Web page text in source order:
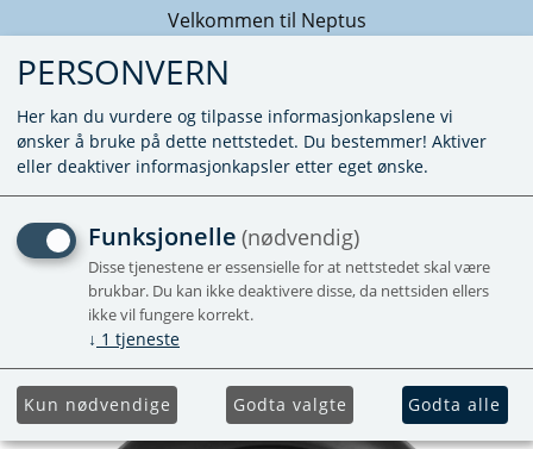
Velkommen til Neptus
DEKSEL SIDESKORSTEIN
SORT
Se blisterpakning 3010395
PERSONVERN
Her kan du vurdere og tilpasse informasjonkapslene vi
ønsker å bruke på dette nettstedet. Du bestemmer! Aktiver
eller deaktiver informasjonkapsler etter eget ønske.
Funksjonelle (nødvendig)
Disse tjenestene er essensielle for at nettstedet skal være
brukbar. Du kan ikke deaktivere disse, da nettsiden ellers
ikke vil fungere korrekt.
↓ 1 tjeneste
Kun nødvendige Godta valgte Godta alle